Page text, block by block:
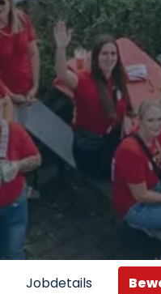
Jobdetails